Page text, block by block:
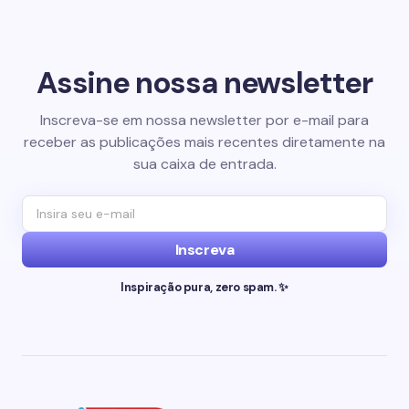
Assine nossa newsletter
Inscreva-se em nossa newsletter por e-mail para
receber as publicações mais recentes diretamente na
sua caixa de entrada.
Inscreva
Inspiração pura, zero spam. ✨